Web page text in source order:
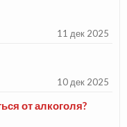
11 дек 2025
10 дек 2025
от алкоголя?